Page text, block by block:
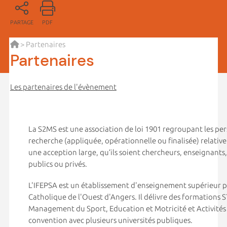
PARTAGE PDF
> Partenaires
Partenaires
Les partenaires de l'évènement
La S2MS est une association de loi 1901 regroupant les
recherche (appliquée, opérationnelle ou finalisée)
une acception large, qu’ils soient chercheurs,
publics ou privés.
L'IFEPSA est un établissement d'enseignement supérieur
Catholique de l'Ouest d'Angers. Il délivre des formations
Management du Sport, Education et Motricité et Activités
convention avec plusieurs universités publiques.